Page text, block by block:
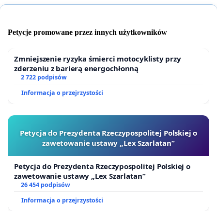
akceptację mieszkańców. Aktualizacja starego
kosztów wymiany tablic, identyfikatorów oraz
symboli graficznych pozostałych miejskich
jednostek, co przy wysokim zadłużeniu Miasta
opracowana na potrzeby nowego,
kontrowersyjnego logotypu idealnie wpisuje się
również w stare logo.
Petycje promowane przez innych użytkowników
Zmniejszenie ryzyka śmierci motocyklisty przy
zderzeniu z barierą energochłonną
2 722 podpisów
Informacja o przejrzystości
Petycja do Prezydenta Rzeczypospolitej Polskiej o
zawetowanie ustawy „Lex Szarlatan”
Petycja do Prezydenta Rzeczypospolitej Polskiej o
zawetowanie ustawy „Lex Szarlatan”
26 454 podpisów
Informacja o przejrzystości